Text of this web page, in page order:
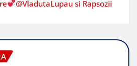
@VladutaLupau si Rapsozii